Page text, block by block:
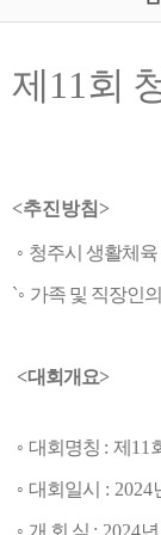
제 11회
<추진방침>
◦ 청주시 생활체
`◦ 가족 및 직장인
<대회개요>
◦ 대회명칭 : 제 11
◦ 대회일시 : 2024
◦ 개 회 식 : 2024년